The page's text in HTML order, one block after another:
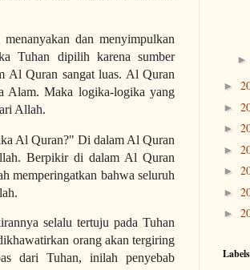
dan menyimpulkan
Tuhan dipilih karena sumber
Al Quran sangat luas. Al Quran
Alam. Maka logika-logika yang
Allah.
Al Quran?" Di dalam Al Quran
Berpikir di dalam Al Quran
memperingatkan bahwa seluruh
selalu tertuju pada Tuhan
orang akan tergiring
dari Tuhan, inilah penyebab
►
►
►
►
►
►
►
Labels